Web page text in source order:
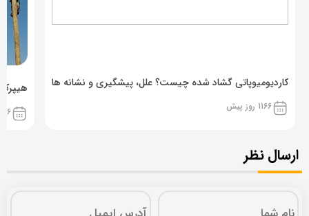
کاردیومیوپاتی گشاد شده چیست؟ علل، پیشگیری و نشانه ها
1166 روز پیش 1166
ارسال نظر